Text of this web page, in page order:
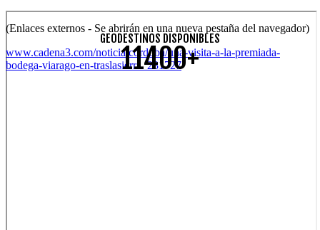
(Enlaces externos - Se abrirán en una nueva pestaña del navegador)
www.cadena3.com/noticia/cordoba/una-visita-a-la-premiada-
bodega-viarago-en-traslasierra_281727
GEODESTINOS DISPONIBLES
11400+